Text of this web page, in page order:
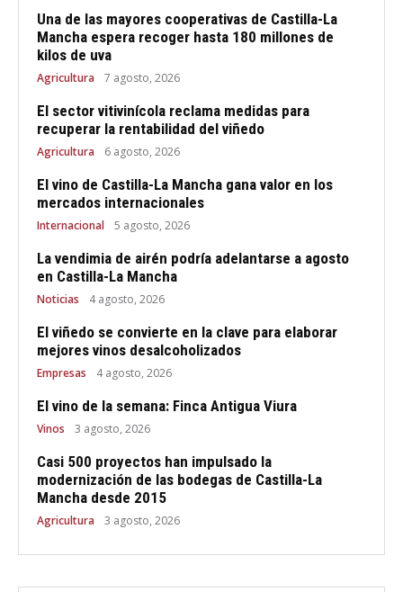
Una de las mayores cooperativas de Castilla-La
Mancha espera recoger hasta 180 millones de
kilos de uva
Agricultura 7 agosto, 2026
El sector vitivinícola reclama medidas para
recuperar la rentabilidad del viñedo
Agricultura 6 agosto, 2026
El vino de Castilla-La Mancha gana valor en los
mercados internacionales
Internacional 5 agosto, 2026
La vendimia de airén podría adelantarse a agosto
en Castilla-La Mancha
Noticias 4 agosto, 2026
El viñedo se convierte en la clave para elaborar
mejores vinos desalcoholizados
Empresas 4 agosto, 2026
El vino de la semana: Finca Antigua Viura
Vinos 3 agosto, 2026
Casi 500 proyectos han impulsado la
modernización de las bodegas de Castilla-La
Mancha desde 2015
Agricultura 3 agosto, 2026